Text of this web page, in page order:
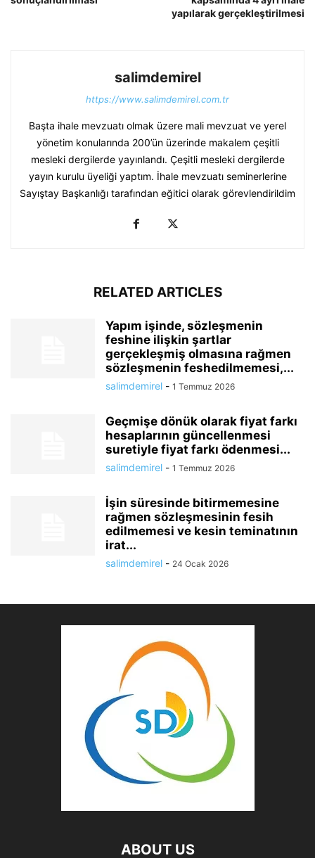
yapılarak gerçekleştirilmesi
salimdemirel
https://www.salimdemirel.com.tr
Başta ihale mevzuatı olmak üzere mali mevzuat ve yerel
yönetim konularında 200’ün üzerinde makalem çeşitli
mesleki dergilerde yayınlandı. Çeşitli mesleki dergilerde
yayın kurulu üyeliği yaptım. İhale mevzuatı seminerlerine
Sayıştay Başkanlığı tarafından eğitici olarak görevlendirildim
RELATED ARTICLES
Yapım işinde, sözleşmenin
feshine ilişkin şartlar
gerçekleşmiş olmasına rağmen
sözleşmenin feshedilmemesi,...
salimdemirel - 1 Temmuz 2026
Geçmişe dönük olarak fiyat farkı
hesaplarının güncellenmesi
suretiyle fiyat farkı ödenmesi...
salimdemirel - 1 Temmuz 2026
İşin süresinde bitirmemesine
rağmen sözleşmesinin fesih
edilmemesi ve kesin teminatının
irat...
salimdemirel - 24 Ocak 2026
ABOUT US